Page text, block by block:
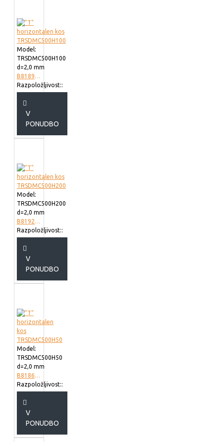
Model:
TRSDMC500H100
d=2,0 mm
B818950
Razpoložljivost::
V
PONUDBO
Model:
TRSDMC500H200
d=2,0 mm
B819250
Razpoložljivost::
V
PONUDBO
Model:
TRSDMC500H50
d=2,0 mm
B818650
Razpoložljivost::
V
PONUDBO